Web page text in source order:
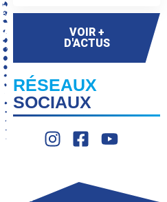
VOIR +
D'ACTUS
RÉSEAUX
SOCIAUX